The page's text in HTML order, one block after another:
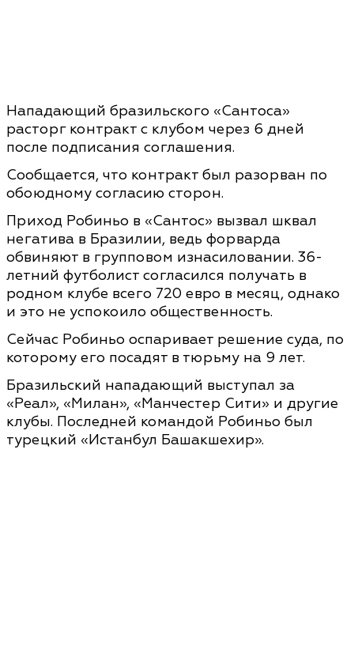
Нападающий бразильского «Сантоса»
расторг контракт с клубом через 6 дней
после подписания соглашения.
Сообщается, что контракт был разорван по
обоюдному согласию сторон.
Приход Робиньо в «Сантос» вызвал шквал
негатива в Бразилии, ведь форварда
обвиняют в групповом изнасиловании. 36-
летний футболист согласился получать в
родном клубе всего 720 евро в месяц, однако
и это не успокоило общественность.
Сейчас Робиньо оспаривает решение суда, по
которому его посадят в тюрьму на 9 лет.
Бразильский нападающий выступал за
«Реал», «Милан», «Манчестер Сити» и другие
клубы. Последней командой Робиньо был
турецкий «Истанбул Башакшехир».